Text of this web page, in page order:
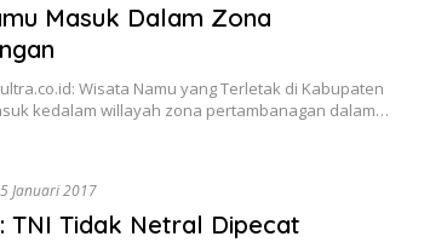
Masuk Dalam Zona
Wisata Namu yang Terletak di Kabupaten
kedalam willayah zona pertambanagan dalam…
Januari 2017
TNI Tidak Netral Dipecat